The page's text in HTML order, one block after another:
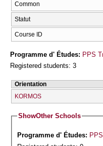
Common
Statut
Course ID
Programme d' Études: PPS
Registered students: 3
Orientation
KORMOS
ShowOther Schools
Programme d' Études: